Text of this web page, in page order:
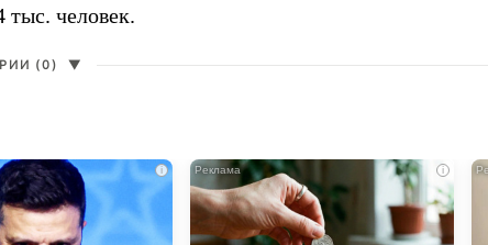
тыс. человек.
(0) ▼
i i